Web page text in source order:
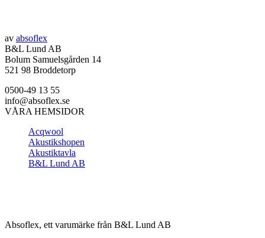
av absoflex
B&L Lund AB
Bolum Samuelsgården 14
521 98 Broddetorp
0500-49 13 55
info@absoflex.se
VÅRA HEMSIDOR
Acqwool
Akustikshopen
Akustiktavla
B&L Lund AB
Absoflex, ett varumärke från B&L Lund AB